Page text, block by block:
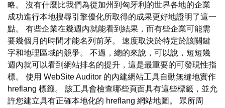
略。 沒有什麼比我們為從加州到匈牙利的世界各地的企業
成功進行本地搜尋引擎優化所取得的成果更好地證明了這一
點。 有些企業在幾週內就能看到結果，而有些企業可能需
要幾個月的時間才能名列前茅。 速度取決於特定於該關鍵
字和地理區域的競爭。 不過，總的來說，可以說，短短幾
週內就可以看到網站排名的提升，這是最重要的可發現性指
標。 使用 WebSite Auditor 的內建網站工具自動無縫地實作
hreflang 標籤。 該工具會檢查哪些頁面具有這些標籤，並允
許您建立具有正確本地化的 hreflang 網站地圖。 眾所周